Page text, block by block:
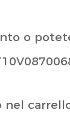
o
nel